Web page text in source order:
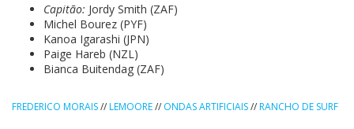
Capitão: Jordy Smith (ZAF)
Michel Bourez (PYF)
Kanoa Igarashi (JPN)
Paige Hareb (NZL)
Bianca Buitendag (ZAF)
FREDERICO MORAIS//LEMOORE// ONDAS ARTIFICIAIS//RANCHO DE SURF